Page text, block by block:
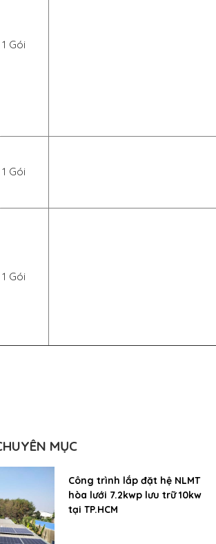
1 Gói
1 Gói
1 Gói
MỤC
Công trình lắp đặt hệ NLMT
hòa lưới 7.2kwp lưu trữ 10kw
tại TP.HCM